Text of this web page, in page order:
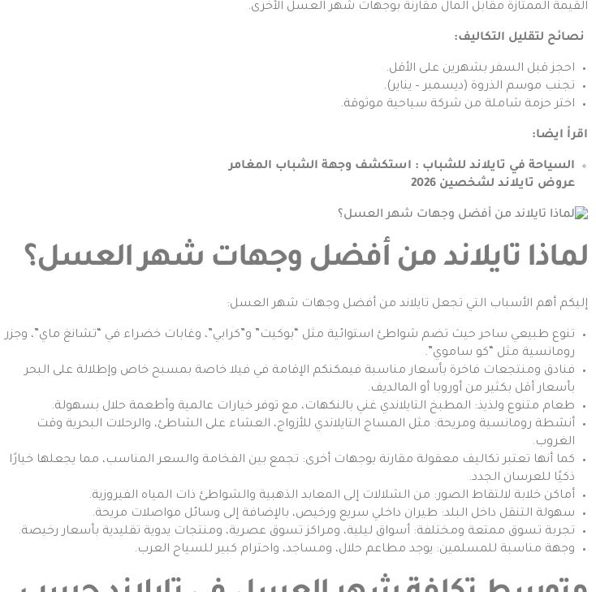
القيمة الممتازة مقابل المال مقارنة بوجهات شهر العسل الأخرى.
نصائح لتقليل التكاليف:
احجز قبل السفر بشهرين على الأقل.
تجنب موسم الذروة (ديسمبر – يناير).
اختر حزمة شاملة من شركة سياحية موثوقة.
اقرأ ايضا:
السياحة في تايلاند للشباب : استكشف وجهة الشباب المغامر
عروض تايلاند لشخصين 2026
لماذا تايلاند من أفضل وجهات شهر العسل؟
إليكم أهم الأسباب التي تجعل تايلاند من أفضل وجهات شهر العسل:
تنوع طبيعي ساحر حيث تضم شواطئ استوائية مثل “بوكيت” و”كرابي”، وغابات خضراء في “تشانغ ماي”، وجزر
رومانسية مثل “كو ساموي”.
فنادق ومنتجعات فاخرة بأسعار مناسبة فيمكنكم الإقامة في فيلا خاصة بمسبح خاص وإطلالة على البحر
بأسعار أقل بكثير من أوروبا أو المالديف.
طعام متنوع ولذيذ: المطبخ التايلاندي غني بالنكهات، مع توفر خيارات عالمية وأطعمة حلال بسهولة.
أنشطة رومانسية ومريحة: مثل المساج التايلاندي للأزواج، العشاء على الشاطئ، والرحلات البحرية وقت
الغروب.
كما أنها تعتبر تكاليف معقولة مقارنة بوجهات أخرى: تجمع بين الفخامة والسعر المناسب، مما يجعلها خيارًا
ذكيًا للعرسان الجدد.
أماكن خلابة لالتقاط الصور: من الشلالات إلى المعابد الذهبية والشواطئ ذات المياه الفيروزية.
سهولة التنقل داخل البلد: طيران داخلي سريع ورخيص، بالإضافة إلى وسائل مواصلات مريحة.
تجربة تسوق ممتعة ومختلفة: أسواق ليلية، ومراكز تسوق عصرية، ومنتجات يدوية تقليدية بأسعار رخيصة.
وجهة مناسبة للمسلمين: يوجد مطاعم حلال، ومساجد، واحترام كبير للسياح العرب.